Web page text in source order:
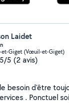
Laidet
Giget (Vœuil-et-Giget)
5 (2 avis)
. Ponctuel